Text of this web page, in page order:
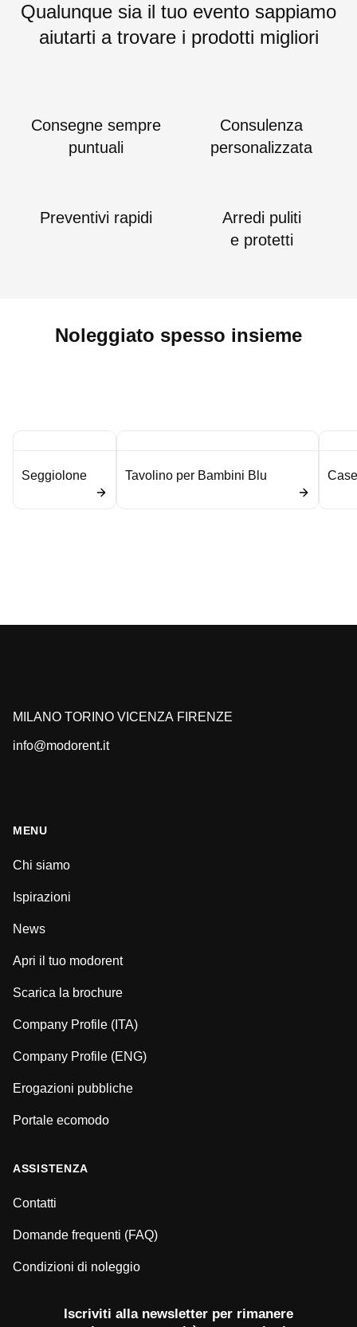
Qualunque sia il tuo evento sappiamo
aiutarti a trovare i prodotti migliori
Consegne sempre
puntuali
Consulenza
personalizzata
Preventivi rapidi
Arredi puliti
e protetti
Noleggiato spesso insieme
Seggiolone Tavolino per Bambini Blu
MILANO TORINO VICENZA FIRENZE
info@modorent.it
MENU
Chi siamo
Ispirazioni
News
Apri il tuo modorent
Scarica la brochure
Company Profile (ITA)
Company Profile (ENG)
Erogazioni pubbliche
Portale ecomodo
ASSISTENZA
Contatti
Domande frequenti (FAQ)
Condizioni di noleggio
Iscriviti alla newsletter per rimanere